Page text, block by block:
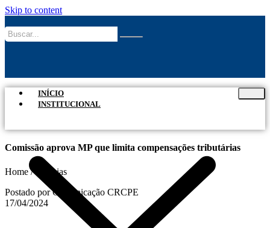
Skip to content
INÍCIO
INSTITUCIONAL
Comissão aprova MP que limita compensações tributárias
Home / Notícias
Postado por Comunicação CRCPE
17/04/2024